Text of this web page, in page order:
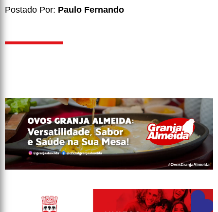
Postado Por: Paulo Fernando